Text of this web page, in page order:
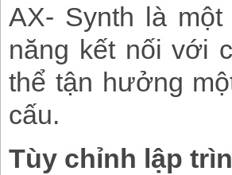
AX- Synth là
năng kết nối với
thể tận hưởng
cấu.
Tùy chỉnh lập